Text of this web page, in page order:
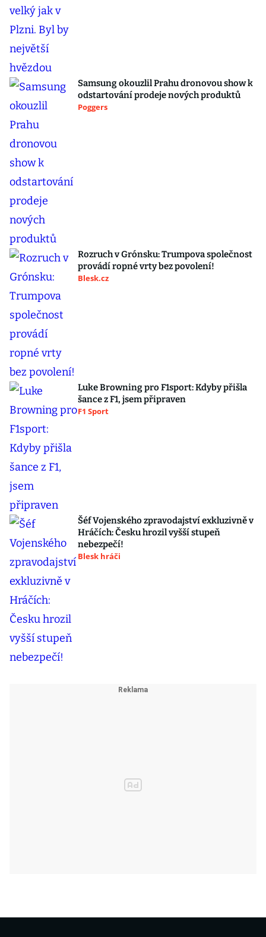
Samsung okouzlil Prahu dronovou show k
odstartování prodeje nových produktů
Poggers
Rozruch v Grónsku: Trumpova společnost
provádí ropné vrty bez povolení!
Blesk.cz
Luke Browning pro F1sport: Kdyby přišla
šance z F1, jsem připraven
F1 Sport
Šéf Vojenského zpravodajství exkluzivně v
Hráčích: Česku hrozil vyšší stupeň
nebezpečí!
Blesk hráči